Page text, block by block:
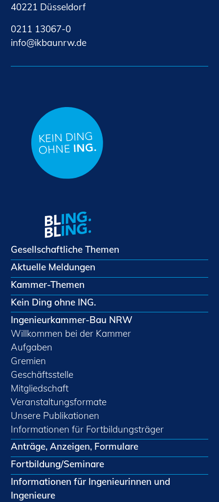
40221 Düsseldorf
0211 13067-0
nf
kb nrwd
Gesellschaftliche Themen
Aktuelle Meldungen
Kammer-Themen
Kein Ding ohne ING.
Ingenieurkammer-Bau NRW
Willkommen bei der Kammer
Aufgaben
Gremien
Geschäftsstelle
Mitgliedschaft
Veranstaltungsformate
Unsere Publikationen
Informationen für Fortbildungsträger
Anträge, Anzeigen, Formulare
Fortbildung/Seminare
Informationen für Ingenieurinnen und
Ingenieure